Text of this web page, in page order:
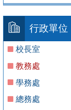
行政單位
校長室
教務處
學務處
總務處